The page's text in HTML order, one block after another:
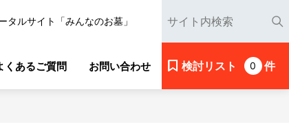
タルサイト「みんなのお墓」
くあるご質問 お問い合わせ 検討リスト 0 件